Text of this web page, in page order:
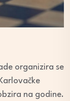
organizira se
na godine.